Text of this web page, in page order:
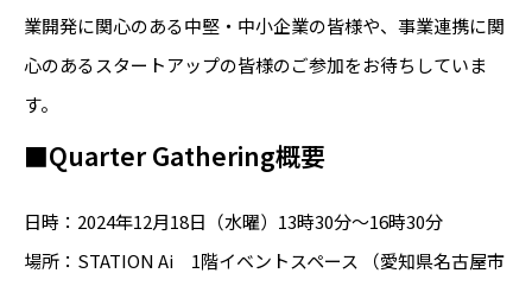
業開発に関心のある中堅・中小企業の皆様や、事業連携に関
心のあるスタートアップの皆様のご参加をお待ちしていま
す。
■Quarter Gathering概要
日時：2024年12月18日（水曜）13時30分～16時30分
場所：STATION Ai 1階イベントスペース （愛知県名古屋市